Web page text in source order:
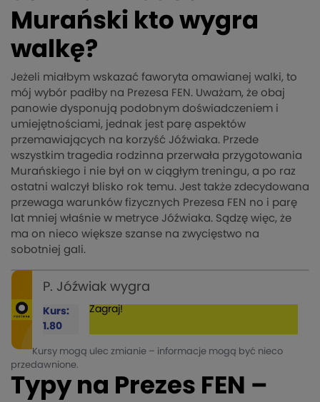
Murański kto wygra
walkę?
Jeżeli miałbym wskazać faworyta omawianej walki, to
mój wybór padłby na Prezesa FEN. Uważam, że obaj
panowie dysponują podobnym doświadczeniem i
umiejętnościami, jednak jest parę aspektów
przemawiających na korzyść Jóźwiaka. Przede
wszystkim tragedia rodzinna przerwała przygotowania
Murańskiego i nie był on w ciągłym treningu, a po raz
ostatni walczył blisko rok temu. Jest także zdecydowana
przewaga warunków fizycznych Prezesa FEN no i parę
lat mniej właśnie w metryce Jóźwiaka. Sądzę więc, że
ma on nieco większe szanse na zwycięstwo na
sobotniej gali.
P. Jóźwiak wygra
Kurs:
1.80
Zagraj!
Kursy mogą ulec zmianie – informacje mogą być nieco
przedawnione.
Typy na Prezes FEN –